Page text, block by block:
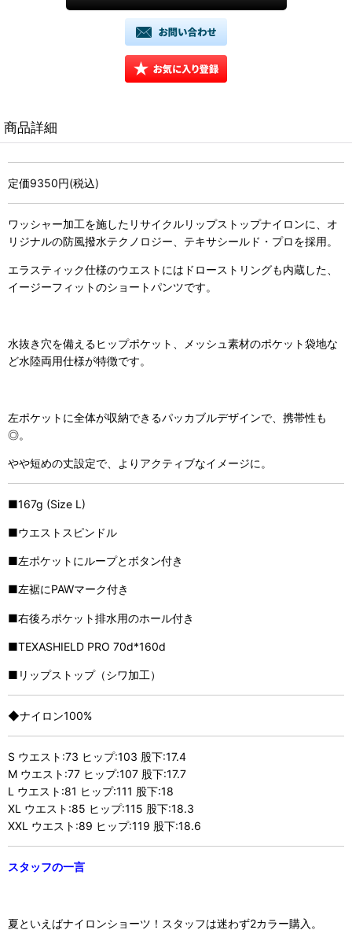
商品詳細
定価9350円(税込)
ワッシャー加工を施したリサイクルリップストップナイロンに、オ
リジナルの防風撥水テクノロジー、テキサシールド・プロを採用。
エラスティック仕様のウエストにはドローストリングも内蔵した、
イージーフィットのショートパンツです。
水抜き穴を備えるヒップポケット、メッシュ素材のポケット袋地な
ど水陸両用仕様が特徴です。
左ポケットに全体が収納できるパッカブルデザインで、携帯性も
◎。
やや短めの丈設定で、よりアクティブなイメージに。
■167g (Size L)
■ウエストスピンドル
■左ポケットにループとボタン付き
■左裾にPAWマーク付き
■右後ろポケット排水用のホール付き
■TEXASHIELD PRO 70d*160d
■リップストップ（シワ加工）
◆ナイロン100%
S ウエスト:73 ヒップ:103 股下:17.4
M ウエスト:77 ヒップ:107 股下:17.7
L ウエスト:81 ヒップ:111 股下:18
XL ウエスト:85 ヒップ:115 股下:18.3
XXL ウエスト:89 ヒップ:119 股下:18.6
スタッフの一言
夏といえばナイロンショーツ！スタッフは迷わず2カラー購入。